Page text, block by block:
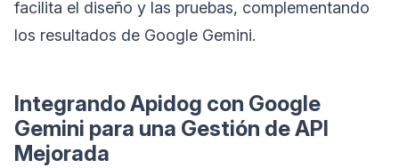
facilita el diseño y las pruebas, complementando
los resultados de Google Gemini.
Integrando Apidog con Google
Gemini para una Gestión de API
Mejorada